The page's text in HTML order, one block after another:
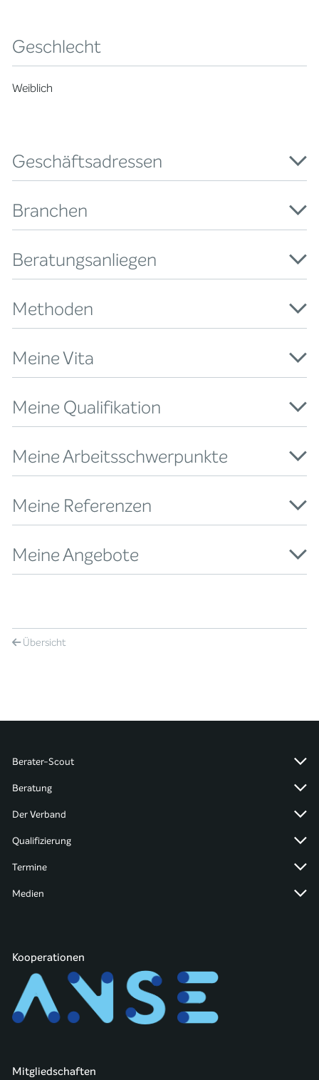
Geschlecht
Weiblich
Geschäftsadressen
Branchen
Beratungsanliegen
Methoden
Meine Vita
Meine Qualifikation
Meine Arbeitsschwerpunkte
Meine Referenzen
Meine Angebote
Übersicht
Berater-Scout
Beratung
Der Verband
Qualifizierung
Termine
Medien
Kooperationen
Mitgliedschaften